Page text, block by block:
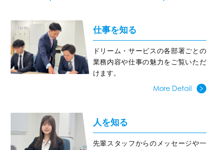
仕事を知る
ドリーム・サービスの各部署ごとの
業務内容や仕事の魅力をご覧いただ
けます。
More Detail
人を知る
先輩スタッフからのメッセージや一